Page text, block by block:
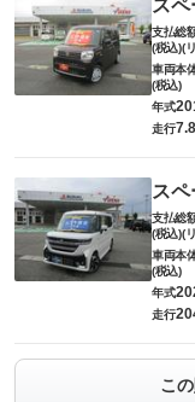
ス
支払総
(税込)(
車両本
(税込)
年式
走行
ス
支払総
(税込)(
車両本
(税込)
年式
走行
こ